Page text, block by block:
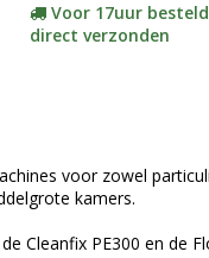
Voor 17uur
direct verzonden
voor zowel
kamers.
Cleanfix PE300 en de